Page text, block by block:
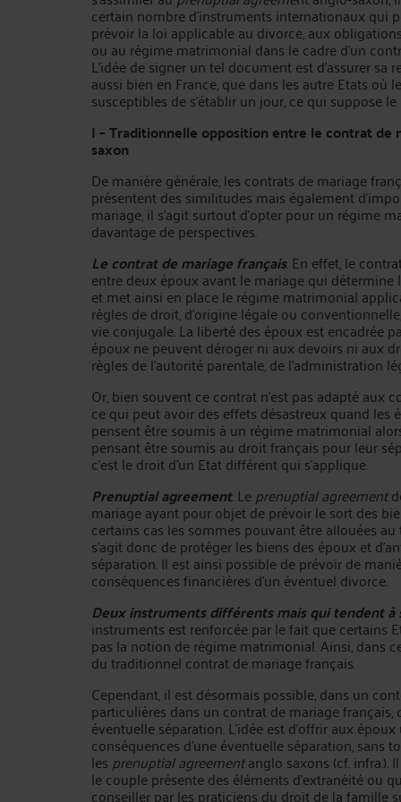
certain nombre d’instruments internationaux qui
prévoir la loi applicable au divorce, aux
ou au régime matrimonial dans le cadre d’un
L’idée de signer un tel document est d’assurer sa
aussi bien en France, que dans les autre Etats où
susceptibles de s’établir un jour, ce qui suppose
I – Traditionnelle opposition entre le contrat de
saxon
De manière générale, les contrats de mariage
présentent des similitudes mais également
mariage, il s’agit surtout d’opter pour un régime
davantage de perspectives.
Le contrat de mariage français. En effet, le
entre deux époux avant le mariage qui
et met ainsi en place le régime matrimonial
règles de droit, d’origine légale ou
vie conjugale. La liberté des époux est encadrée
époux ne peuvent déroger ni aux devoirs ni aux
règles de l’autorité parentale, de l’administration
Or, bien souvent ce contrat n’est pas adapté aux
ce qui peut avoir des effets désastreux quand
pensent être soumis à un régime matrimonial
pensant être soumis au droit français pour leur
c’est le droit d’un Etat différent qui s’applique.
Prenuptial agreement. Leprenuptial agreement
mariage ayant pour objet de prévoir le sort des
certains cas les sommes pouvant être allouées
s’agit donc de protéger les biens des époux et
séparation. Il est ainsi possible de prévoir de
conséquences financières d’un éventuel divorce.
Deux instruments différents mais qui tendent à
instruments est renforcée par le fait que certains
pas la notion de régime matrimonial. Ainsi, dans
du traditionnel contrat de mariage français.
Cependant, il est désormais possible, dans un
particulières dans un contrat de mariage
éventuelle séparation. L’idée est d’offrir aux
conséquences d’une éventuelle séparation, sans
les prenuptial agreementanglo saxons (cf. infra.).
le couple présente des éléments d’extranéité ou
conseiller par les praticiens du droit de la famille